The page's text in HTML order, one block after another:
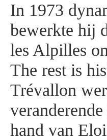
In 1973
bewerkte hij
les Alpilles
The rest is
Trévallon
hand van